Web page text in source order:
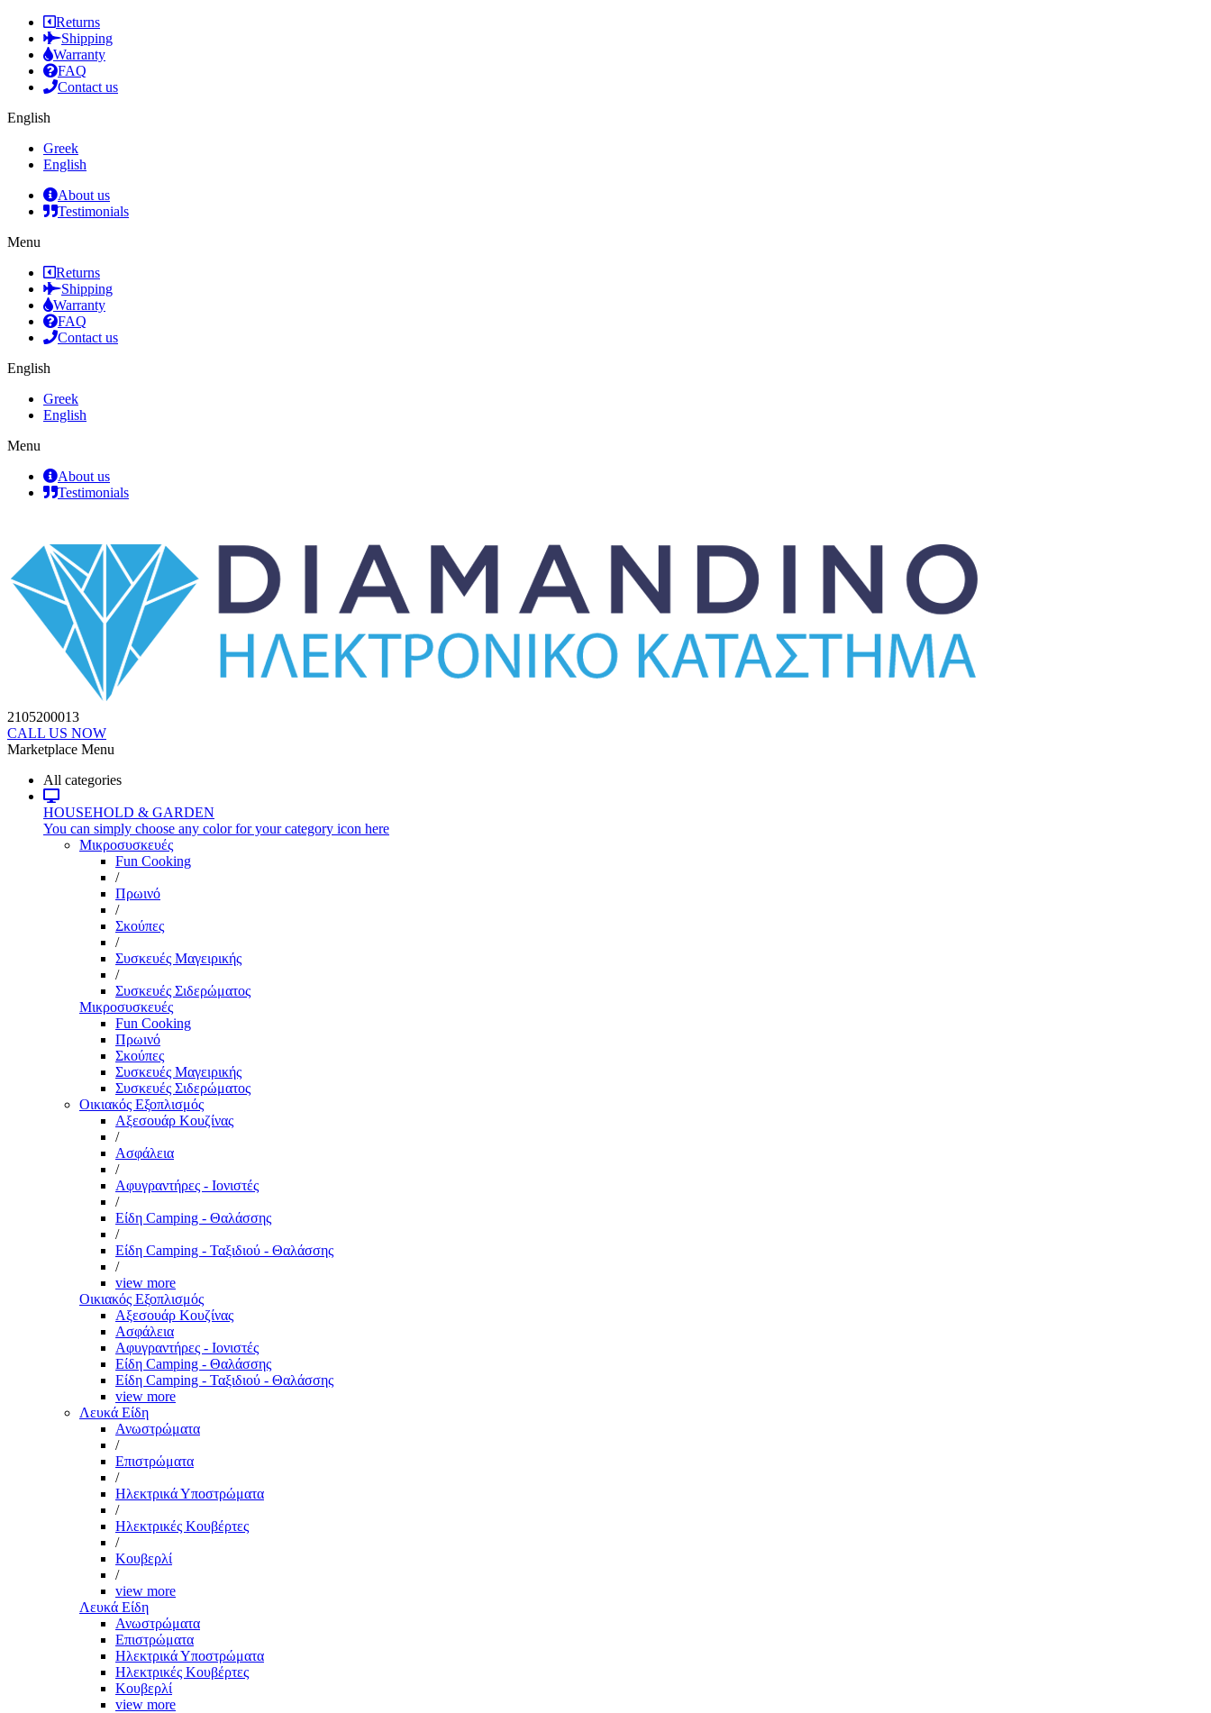
Returns
Shipping
Warranty
FAQ
Contact us
English
Greek
English
About us
Testimonials
Menu
Returns
Shipping
Warranty
FAQ
Contact us
English
Greek
English
Menu
About us
Testimonials
2105200013
CALL US NOW
Marketplace Menu
All categories
HOUSEHOLD & GARDEN
You can simply choose any color for your category icon here
Μικροσυσκευές
Fun Cooking
/
Πρωινό
/
Σκούπες
/
Συσκευές Μαγειρικής
/
Συσκευές Σιδερώματος
Μικροσυσκευές
Fun Cooking
Πρωινό
Σκούπες
Συσκευές Μαγειρικής
Συσκευές Σιδερώματος
Οικιακός Εξοπλισμός
Αξεσουάρ Κουζίνας
/
Ασφάλεια
/
Αφυγραντήρες - Ιονιστές
/
Είδη Camping - Θαλάσσης
/
Είδη Camping - Ταξιδιού - Θαλάσσης
/
view more
Οικιακός Εξοπλισμός
Αξεσουάρ Κουζίνας
Ασφάλεια
Αφυγραντήρες - Ιονιστές
Είδη Camping - Θαλάσσης
Είδη Camping - Ταξιδιού - Θαλάσσης
view more
Λευκά Είδη
Ανωστρώματα
/
Επιστρώματα
/
Ηλεκτρικά Υποστρώματα
/
Ηλεκτρικές Κουβέρτες
/
Κουβερλί
/
view more
Λευκά Είδη
Ανωστρώματα
Επιστρώματα
Ηλεκτρικά Υποστρώματα
Ηλεκτρικές Κουβέρτες
Κουβερλί
view more